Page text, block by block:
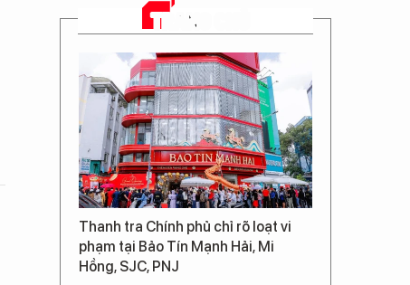
TRANG CHỦ
Thanh tra Chính phủ chỉ rõ loạt vi
phạm tại Bảo Tín Mạnh Hải, Mi
Hồng, SJC, PNJ